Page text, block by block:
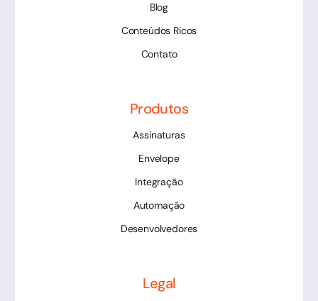
Blog
Conteúdos Ricos
Contato
Produtos
Assinaturas
Envelope
Integração
Automação
Desenvolvedores
Legal